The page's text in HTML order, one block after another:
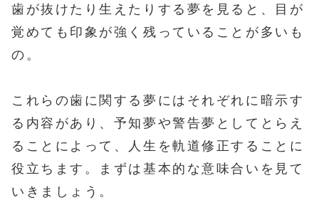
歯が抜けたり生えたりする夢を見ると、目が
覚めても印象が強く残っていることが多いも
の。
これらの歯に関する夢にはそれぞれに暗示す
る内容があり、予知夢や警告夢としてとらえ
ることによって、人生を軌道修正することに
役立ちます。まずは基本的な意味合いを見て
いきましょう。